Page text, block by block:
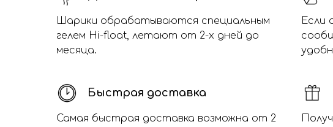
Шарики обрабатываются специальным
гелем Hi-float, летают от 2-х дней до
месяца.
Если
Быстрая доставка
Самая быстрая доставка возможна от 2